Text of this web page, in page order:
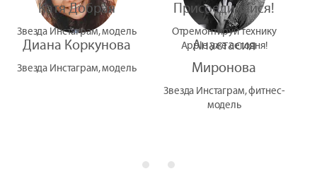
Диана Коркунова
Звезда Инстаграм, модель
Анастасия
Миронова
Звезда Инстаграм, фитнес-
модель
Катя Добрая
Звезда Инстаграм, модель
Присоединяйся!
Отремонтируй технику
Apple уже сегодня!